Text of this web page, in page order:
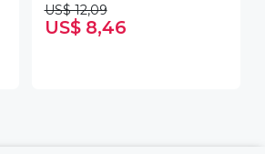
US$ 12,09
US$ 8,46